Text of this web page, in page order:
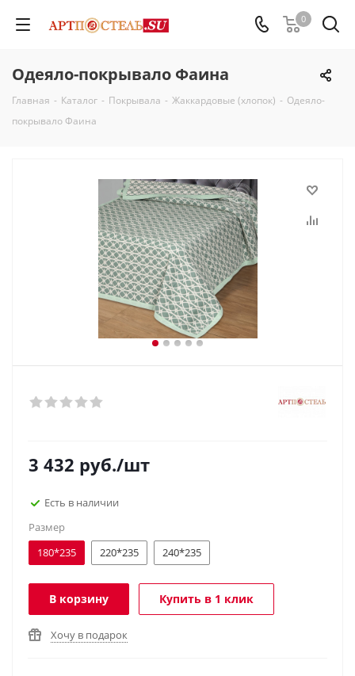
0
Одеяло-покрывало Фаина
Главная - Каталог - Покрывала - Жаккардовые (хлопок) - Одеяло-
покрывало Фаина
3 432 руб./шт
Есть в наличии
Размер
180*235
220*235 240*235
В корзину Купить в 1 клик
Хочу в подарок